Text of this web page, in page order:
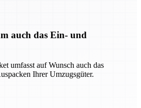
auch das Ein- und
umfasst auf Wunsch auch das
Ihrer Umzugsgüter.